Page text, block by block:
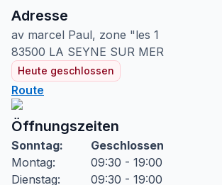
Adresse
av marcel Paul, zone "les 1
83500 LA SEYNE SUR MER
Heute geschlossen
Route
Öffnungszeiten
Sonntag:
Geschlossen
Montag:
09:30 - 19:00
Dienstag:
09:30 - 19:00